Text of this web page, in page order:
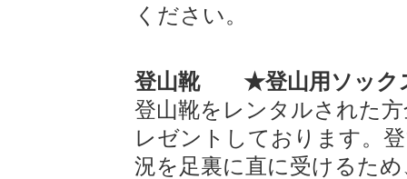
ください。
登山靴 ★登山用ソック
登山靴をレンタルされた
レゼントしております。
況を足裏に直に受けるた